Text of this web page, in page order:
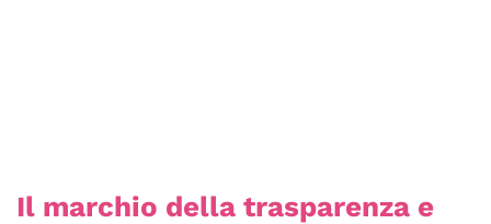
Il marchio della trasparenza e